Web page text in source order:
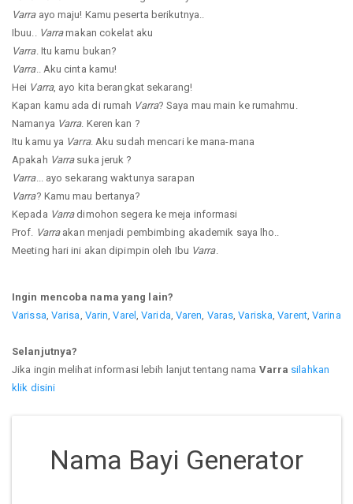
Varraayo maju! Kamu peserta berikutnya..
Ibuu..
Varramakan cokelat aku
Varra. Itu kamu bukan?
Varra.. Aku cinta kamu!
Hei Varra, ayo kita berangkat sekarang!
Kapan kamu ada di rumah Varra? Saya mau main ke rumahmu.
Namanya Varra. Keren kan ?
Itu kamu ya Varra. Aku sudah mencari ke mana-mana
Apakah Varrasuka jeruk ?
Varra... ayo sekarang waktunya sarapan
Varra? Kamu mau bertanya?
Kepada Varradimohon segera ke meja informasi
Prof. Varraakan menjadi pembimbing akademik saya lho..
Meeting hari ini akan dipimpin oleh Ibu Varra.
Ingin mencoba nama yang lain?
Varissa Varisa Varin ,Varel ,Varida Varen Varas ,Variska ,Varent,Varina
Selanjutnya?
Jika ingin melihat informasi lebih lanjut tentang nama Varra silahkan
klik disini
Nama Bayi Generator